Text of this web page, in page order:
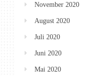
November 2020
August 2020
Juli 2020
Juni 2020
Mai 2020